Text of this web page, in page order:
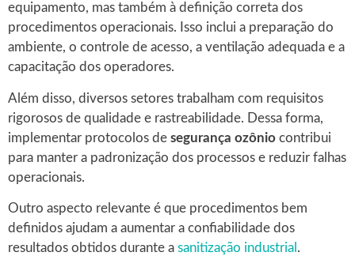
equipamento, mas também à definição correta dos
procedimentos operacionais. Isso inclui a preparação do
ambiente, o controle de acesso, a ventilação adequada e a
capacitação dos operadores.
Além disso, diversos setores trabalham com requisitos
rigorosos de qualidade e rastreabilidade. Dessa forma,
implementar protocolos de segurança ozônio contribui
para manter a padronização dos processos e reduzir falhas
operacionais.
Outro aspecto relevante é que procedimentos bem
definidos ajudam a aumentar a confiabilidade dos
resultados obtidos durante a sanitização industrial .